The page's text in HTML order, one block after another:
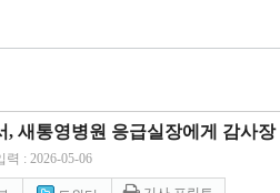
, 새통영병원 응급실장에게 감사장
력 : 2026-05-06